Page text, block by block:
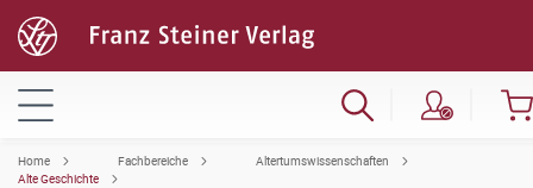
Home Fachbereiche
Altertumswissenschaften
Alte Geschichte